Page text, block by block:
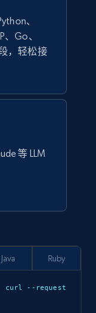
pn,
name, and
、
、Go、
，轻松接
等 LLM
curl --request
Java Ruby